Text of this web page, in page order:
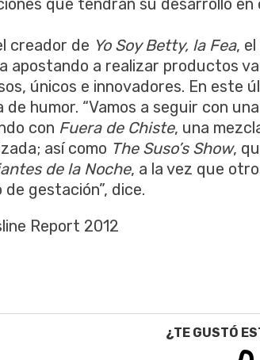
creador de Yo Soy Betty, la Fea,
apostando a realizar productos
únicos e innovadores. En este
de humor. “Vamos a seguir con
con Fuera de Chiste, una
así como The Suso’s Show,
de la Noche, a la vez que
de gestación”, dice.
Report 2012
¿TE GUSTÓ